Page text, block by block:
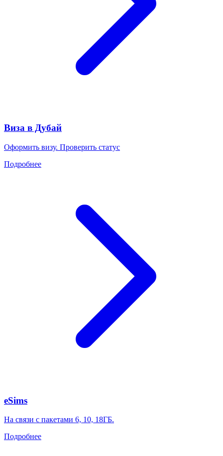
Виза в Дубай
Оформить визу. Проверить статус
Подробнее
eSims
На связи с пакетами 6, 10, 18ГБ.
Подробнее